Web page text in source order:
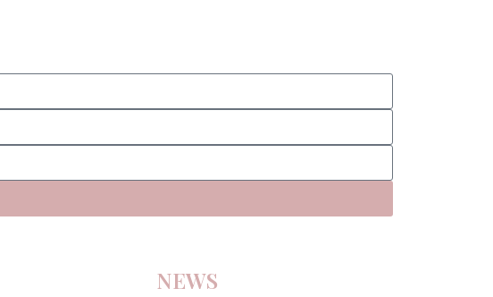
NEWS